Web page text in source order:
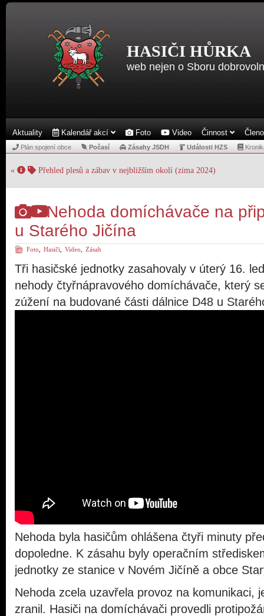
HASIČI HŮRKA
web nejen o Sboru
Aktuality Kalendář akcí Foto Video Činnost
Plán spojení obce Počasí Zásahy JSDH Události HZS
« Přehled plesů a zábav v nejbližším okolí (zima 2024)
Nehoda domíchávače na
u Starého Jičína
Foto Hasiči Video Zásah
Tři hasičské jednotky zasahovaly v úterý 16.
nehody čtyřnápravového domíchávače, který
zúžení na budované části dálnice D48 u
Nehoda byla hasičům ohlášena čtyři minuty
dopoledne. K zásahu byly operačním
jednotky ze stanice v Novém Jičíně a obce
Nehoda zcela uzavřela provoz na komunikaci,
zranil. Hasiči na domíchávači provedli